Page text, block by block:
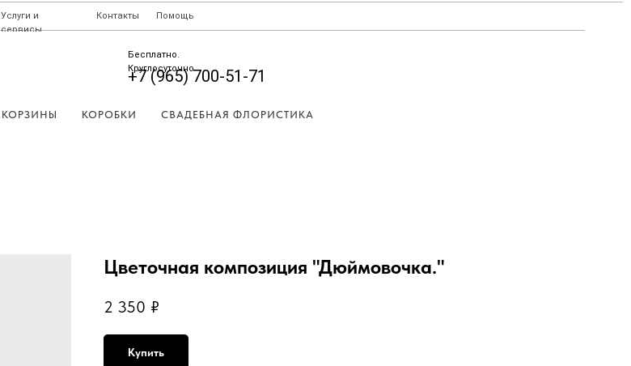
Услуги и
сервисы
Контакты Помощь
Бесплатно.
Круглосуточно
+7 (965) 700-51-71
КОРЗИНЫ КОРОБКИ СВАДЕБНАЯ ФЛОРИСТИКА
Цветочная композиция "Дюймовочка."
2 350 ₽
Купить